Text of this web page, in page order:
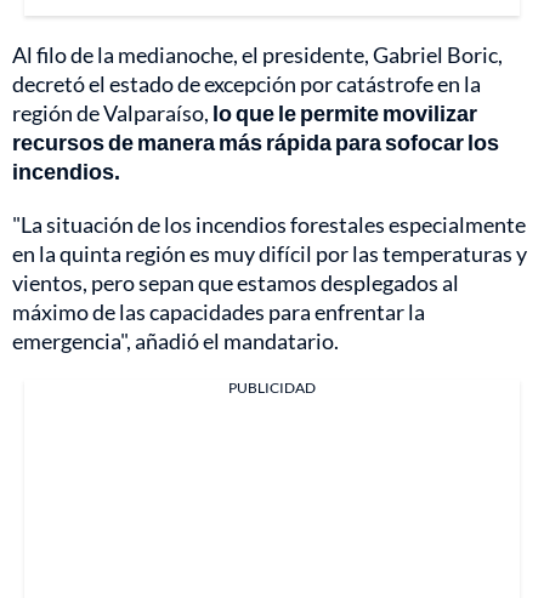
Al filo de la medianoche, el presidente, Gabriel Boric,
decretó el estado de excepción por catástrofe en la
región de Valparaíso, lo que le permite movilizar
recursos de manera más rápida para sofocar los
incendios.
"La situación de los incendios forestales especialmente
en la quinta región es muy difícil por las temperaturas y
vientos, pero sepan que estamos desplegados al
máximo de las capacidades para enfrentar la
emergencia", añadió el mandatario.
PUBLICIDAD